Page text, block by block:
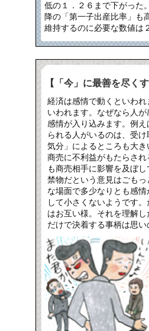
低の１．２６まで下がった
降の「第一子出産比率」も
維持するのに必要な数値は
【「今」に最善を尽くす
経済は感情で動くといわ
いわれます。なぜなら人
感情が入り込みます。例
られる人がいるのは、受
気分」によるところも大
商売に不利益がもたらさ
も商売相手に影響を及ぼ
禁物だという意見はごも
な場面で多少なりとも感
して小さくないようです
はお互い様。それを理解
だけで決着する事柄は思